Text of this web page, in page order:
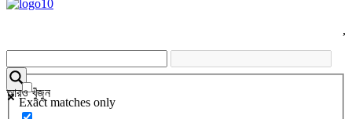
,
আরও খুঁজুন
Exact matches only